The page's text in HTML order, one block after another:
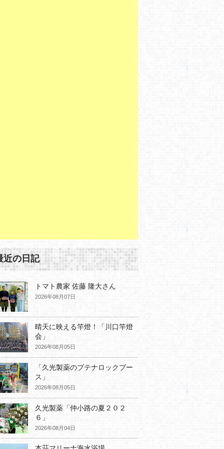
近の日記
トマト農家 佐藤 隆大さん
2026年08月07日
晴天に映える竿燈！「川口竿燈
会」
2026年08月05日
「久光製薬のブテナロックブー
ス」
2026年08月05日
久光製薬「仲小路の夏２０２
６」
2026年08月04日